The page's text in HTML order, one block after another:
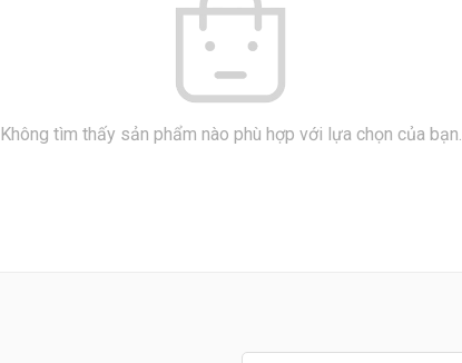
Không tìm thấy sản phẩm nào phù hợp với lựa chọn của bạn.